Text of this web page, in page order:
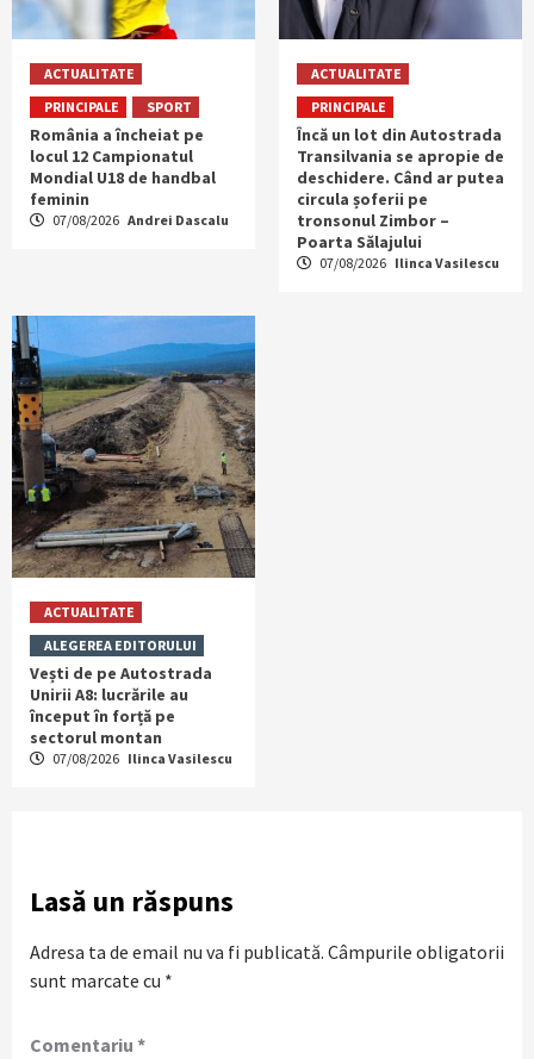
ACTUALITATE
PRINCIPALE
SPORT
România a încheiat pe
locul 12 Campionatul
Mondial U18 de handbal
feminin
07/08/2026 Andrei Dascalu
ACTUALITATE
PRINCIPALE
Încă un lot din Autostrada
Transilvania se apropie de
deschidere. Când ar putea
circula șoferii pe
tronsonul Zimbor –
Poarta Sălajului
07/08/2026 Ilinca Vasilescu
ACTUALITATE
ALEGEREA EDITORULUI
Vești de pe Autostrada
Unirii A8: lucrările au
început în forță pe
sectorul montan
07/08/2026 Ilinca Vasilescu
Lasă un răspuns
Adresa ta de email nu va fi publicată. Câmpurile obligatorii
sunt marcate cu *
Comentariu *